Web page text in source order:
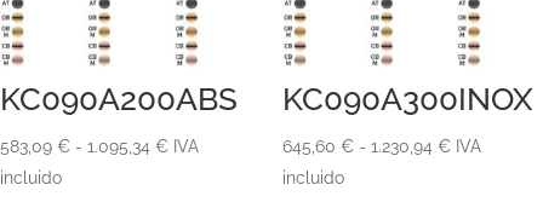
KC090A200ABS
583,09 € - 1.095,34 €Rango
IVA
incluido
KC090A300INOX
645,60 € - 1.230,94 €Rango
IVA
incluido